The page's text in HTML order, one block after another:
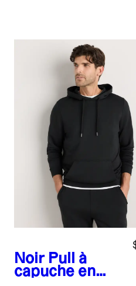
Noir Pull à
capuche en